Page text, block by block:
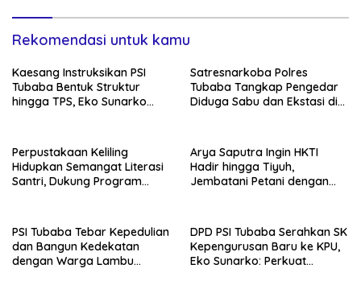
Rekomendasi untuk kamu
Kaesang Instruksikan PSI
Tubaba Bentuk Struktur
hingga TPS, Eko Sunarko
Satresnarkoba Polres
Tubaba Tangkap Pengedar
Diduga Sabu dan Ekstasi di
Perpustakaan Keliling
Hidupkan Semangat Literasi
Santri, Dukung Program
Arya Saputra Ingin HKTI
Hadir hingga Tiyuh,
Jembatani Petani dengan
PSI Tubaba Tebar Kepedulian
dan Bangun Kedekatan
dengan Warga Lambu
DPD PSI Tubaba Serahkan SK
Kepengurusan Baru ke KPU,
Eko Sunarko: Perkuat